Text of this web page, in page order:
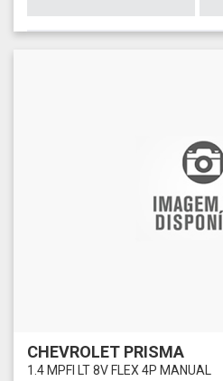
CHEVROLET PRISMA
1.4 MPFI LT 8V FLEX 4P MANUAL